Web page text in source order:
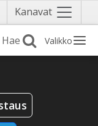
Kanavat Näytä
valikko
Valikko